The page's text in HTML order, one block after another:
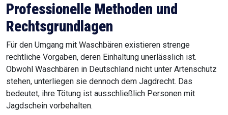
Professionelle Methoden und
Rechtsgrundlagen
Für den Umgang mit Waschbären existieren strenge
rechtliche Vorgaben, deren Einhaltung unerlässlich ist.
Obwohl Waschbären in Deutschland nicht unter Artenschutz
stehen, unterliegen sie dennoch dem Jagdrecht. Das
bedeutet, ihre Tötung ist ausschließlich Personen mit
Jagdschein vorbehalten.